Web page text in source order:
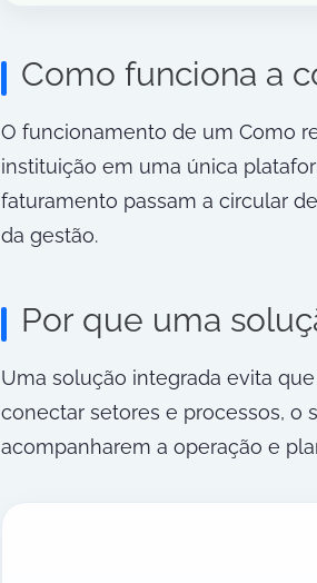
Como funciona a
O funcionamento de um Como
instituição em uma única
faturamento passam a circular
da gestão.
Por que uma
Uma solução integrada evita
conectar setores e processos, o
acompanharem a operação e